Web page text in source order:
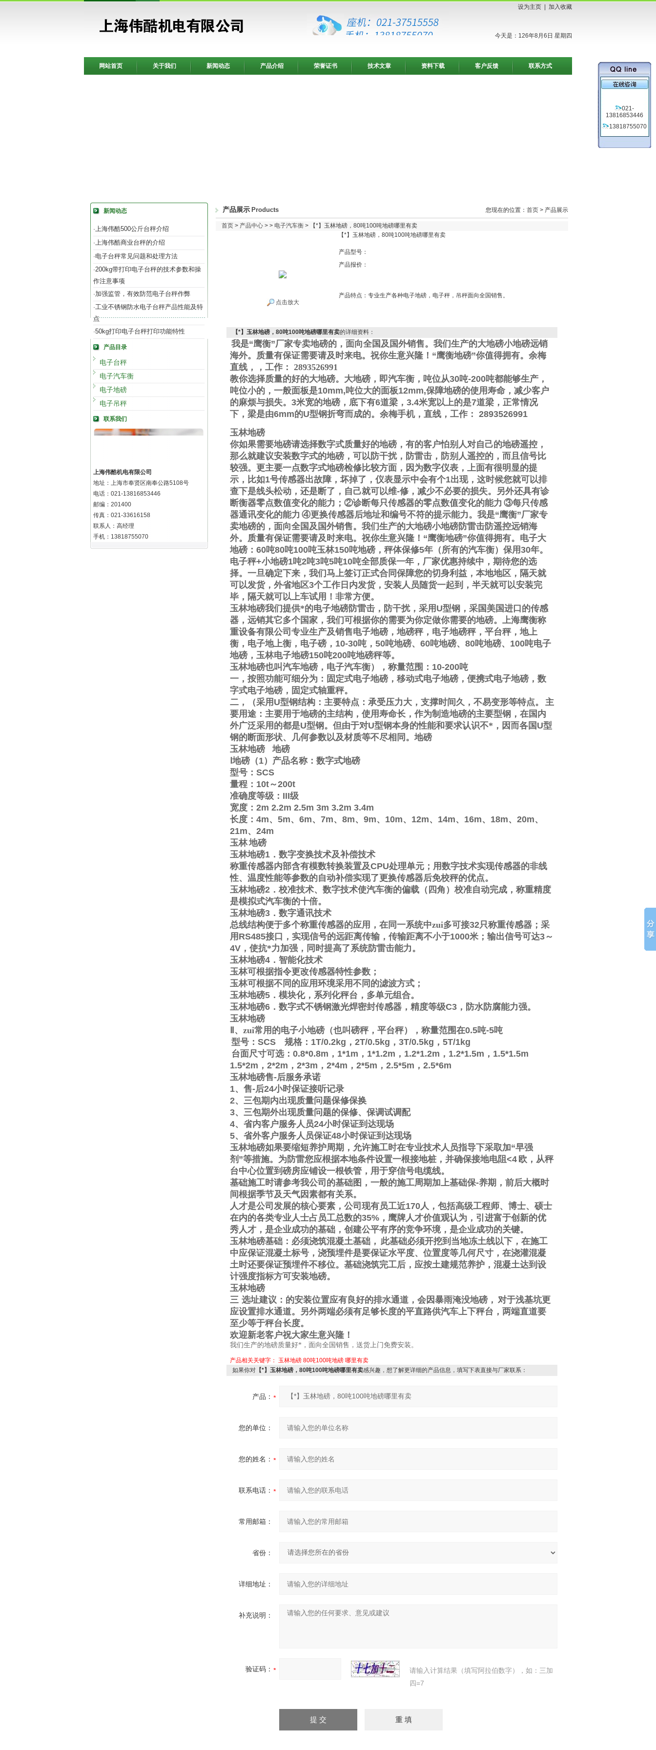
设为主页 加入收藏
今天是：126年8月6日 星期四
网站首页 关于我们 新闻动态 产品介绍 荣誉证书 技术文章 资料下载 客户反馈 联系方式
新闻动态
·上海伟酷500公斤台秤介绍
·上海伟酷商业台秤的介绍
·电子台秤常见问题和处理方法
·200kg带打印电子台秤的技术参数和操
作注意事项
·加强监管，有效防范电子台秤作弊
·工业不锈钢防水电子台秤产品性能及特
点
·50kg打印电子台秤打印功能特性
产品目录
电子台秤
电子汽车衡
电子地磅
电子吊秤
联系我们
上海伟酷机电有限公司
地址：上海市奉贤区南奉公路5108号
电话：021-13816853446
邮编：201400
传真：021-33616158
联系人：高经理
手机：13818755070
产品展示 Products 您现在的位置： 首页 > 产品展示
首页 > 产品中心 > > 电子汽车衡 > 【*】玉林地磅，80吨100吨地磅哪里有卖
【*】玉林地磅，80吨100吨地磅哪里有卖
点击放大
产品型号：
产品报价：
产品特点： 专业生产各种电子地磅，电子秤，吊秤面向全国销售。
【*】玉林地磅，80吨100吨地磅哪里有卖的详细资料：
我是“鹰衡”厂家专卖地磅的，面向全国及国外销售。我们生产的大地磅小地磅远销
海外。质量有保证需要请及时来电。祝你生意兴隆！“鹰衡地磅”你值得拥有。 余梅
直线 ， ，工作 ： 2893526991
教你选择质量的好的大地磅。大地磅，即汽车衡，吨位从30吨-200吨都能够生产，
吨位小的，一般面板是10mm,吨位大的面板12mm,保障地磅的使用寿命，减少客户
的麻烦与损失。 3米宽的地磅，底下有6道梁， 3.4米宽以上的是7道梁，正常情况
下，梁是由6mm的U型钢折弯而成的。 余梅手机，直线 ，工作 ： 2893526991
玉林地磅
你如果需要地磅请选择数字式质量好的地磅，有的客户怕别人对自己的地磅遥控，
那么就建议安装数字式的地磅，可以防干扰，防雷击，防别人遥控的，而且信号比
较强。更主要一点数字式地磅检修比较方面，因为数字仪表，上面有很明显的提
示，比如1号传感器出故障，坏掉了，仪表显示中会有个1出现，这时候您就可以排
查下是线头松动，还是断了，自己就可以维-修，减少不必要的损失。另外还具有诊
断衡器零点数值变化的能力； ②诊断每只传感器的零点数值变化的能力 ③每只传感
器通讯变化的能力 ④更换传感器后地址和编号不符的提示能力。我是“鹰衡”厂家专
卖地磅的，面向全国及国外销售。我们生产的大地磅小地磅防雷击防遥控远销海
外。质量有保证需要请及时来电。祝你生意兴隆！ “鹰衡地磅”你值得拥有。电子大
地磅： 60吨80吨100吨玉林150吨地磅，秤体保修5年（所有的汽车衡）保用30年。
电子秤+小地磅1吨2吨3吨5吨10吨全部质保一年，厂家优惠持续中，期待您的选
择。一旦确定下来，我们马上签订正式合同保障您的切身利益，本地地区，隔天就
可以发货，外省地区3个工作日内发货，安装人员随货一起到，半天就可以安装完
毕，隔天就可以上车试用！非常方便。
玉林地磅我们提供*的电子地磅防雷击，防干扰，采用 U型钢，采国美国进口的传感
器，远销其它多个国家，我们可根据你的需要为你定做你需要的地磅。上海鹰衡称
重设备有限公司专业生产及销售电子地磅，地磅秤，电子地磅秤，平台秤，地上
衡，电子地上衡，电子磅， 10-30吨， 50吨地磅、 60吨地磅、 80吨地磅、 100吨电子
地磅，玉林电子地磅150吨200吨地磅秤等。
玉林地磅也叫汽车地磅，电子汽车衡），称量范围： 10-200吨
一，按照功能可细分为：固定式电子地磅，移动式电子地磅，便携式电子地磅，数
字式电子地磅，固定式轴重秤。
二，（采用 U型钢结构：主要特点：承受压力大，支撑时间久，不易变形等特点。
主
要用途：主要用于地磅的主结构，使用寿命长，作为制造地磅的主要型钢，在国内
外广泛采用的都是U型钢。但由于对U型钢本身的性能和要求认识不*，因而各国 U型
钢的断面形状、几何参数以及材质等不尽相同。地磅
玉林地磅
地磅
地磅（1）产品名称：数字式地磅
型号： SCS
量程： 10t～200t
准确度等级： III级
宽度： 2m 2.2m 2.5m 3m 3.2m 3.4m
长度： 4m、 5m、 6m、 7m、 8m、 9m、 10m、 12m、 14m、 16m、 18m、 20m、
21m、 24m
玉林地磅
玉林地磅1 ．数字变换技术及补偿技术
称重传感器内部含有模数转换装置及CPU处理单元；用数字技术实现传感器的非线
性、温度性能等参数的自动补偿实现了更换传感器后免校秤的优点。
玉林地磅2 ．校准技术、数字技术使汽车衡的偏载（四角）校准自动完成，称重精度
是模拟式汽车衡的十倍。
玉林地磅3 ．数字通讯技术
总线结构便于多个称重传感器的应用，在同一系统中zui多可接32只称重传感器；采
用 RS485接口，实现信号的远距离传输，传输距离不小于1000米；输出信号可达3～
4V ，使抗*力加强，同时提高了系统防雷击能力。
玉林地磅4 ．智能化技术
玉林可根据指令更改传感器特性参数；
玉林可根据不同的应用环境采用不同的滤波方式；
玉林地磅5 ．模块化，系列化秤台，多单元组合。
玉林地磅6 ．数字式不锈钢激光焊密封传感器，精度等级C3 ，防水防腐能力强。
玉林地磅
、zui常用的电子小地磅（也叫磅秤，平台秤），称量范围在0.5吨-5吨
型号： SCS 规格： 1T/0.2kg ， 2T/0.5kg ， 3T/0.5kg ， 5T/1kg
台面尺寸可选： 0.8*0.8m ， 1*1m ， 1*1.2m ， 1.2*1.2m ， 1.2*1.5m ， 1.5*1.5m
1.5*2m ， 2*2m ， 2*3m ， 2*4m ， 2*5m ， 2.5*5m ， 2.5*6m
玉林地磅售-后服务承诺
1、售-后24小时保证接听记录
2、三包期内出现质量问题保修保换
3、三包期外出现质量问题的保修、保调试调配
4、省内客户服务人员24小时保证到达现场
5、省外客户服务人员保证48小时保证到达现场
玉林地磅如果要缩短养护周期，允许施工时在专业技术人员指导下采取加“早强
剂 ”等措施。为防雷您应根据本地条件设置一根接地桩，并确保接地电阻<4 欧，从秤
台中心位置到磅房应铺设一根铁管，用于穿信号电缆线。
基础施工时请参考我公司的基础图，一般的施工周期加上基础保-养期，前后大概时
间根据季节及天气因素都有关系。
人才是公司发展的核心要素，公司现有员工近170人，包括高级工程师、博士、硕士
在内的各类专业人士占员工总数的35% ，鹰牌人才价值观认为，引进富于创新的优
秀人才，是企业成功的基础，创建公平有序的竞争环境，是企业成功的关键。
玉林地磅基础：必须浇筑混凝土基础， 此基础必须开挖到当地冻土线以下，在施工
中应保证混凝土标号，浇预埋件是要保证水平度、位置度等几何尺寸，在浇灌混凝
土时还要保证预埋件不移位。基础浇筑完工后，应按土建规范养护，混凝土达到设
计强度指标方可安装地磅。
玉林地磅
三 选址建议：的安装位置应有良好的排水通道，会因暴雨淹没地磅， 对于浅基坑更
应设置排水通道。另外两端必须有足够长度的平直路供汽车上下秤台，两端直道要
至少等于秤台长度。
欢迎新老客户祝大家生意兴隆！
我们生产的地磅质量好*，面向全国销售，送货上门免费安装。
产品相关关键字： 玉林地磅 80吨100吨地磅 哪里有卖
如果你对 【*】玉林地磅，80吨100吨地磅哪里有卖感兴趣，想了解更详细的产品信息，填写下表直接与厂家联系：
产品：
您的单位：
您的姓名：
联系电话：
常用邮箱：
省份：
详细地址：
补充说明：
验证码：
请输入计算结果（填写阿拉伯数字），如：三加
四=7
021-
13816853446
13818755070